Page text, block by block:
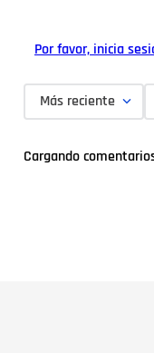
Por favor, inicia
Más reciente
Cargando